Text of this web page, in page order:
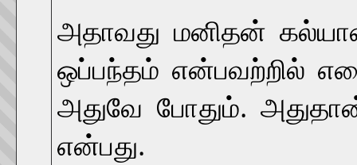
அதாவது மனிதன்
ஒப்பந்தம் என்பவற்றில்
அதுவே போதும்.
என்பது.